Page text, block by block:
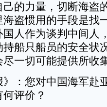
的力量，切断海盗
盗惯用的手段是找
人作为谈判中间人
船只船员的安全状
一切可能提供所收
：您对中国海军赴
评价？